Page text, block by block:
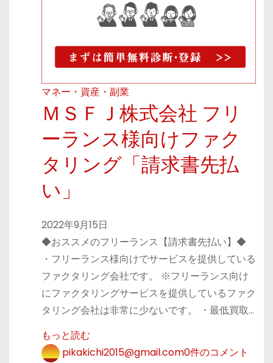
マネー・資産・副業
ＭＳＦＪ株式会社 フリ
ーランス様向けファク
タリング「請求書先払
い」
2022年9月15日
◆おススメのフリーランス【請求書先払い】◆
・フリーランス様向けでサービスを提供している
ファクタリング会社です。 ※フリーランス向け
にファクタリングサービスを提供しているファク
タリング会社は非常に少ないです。 ・最低買取…
もっと読む
pikakichi2015@gmail.com0件のコメント